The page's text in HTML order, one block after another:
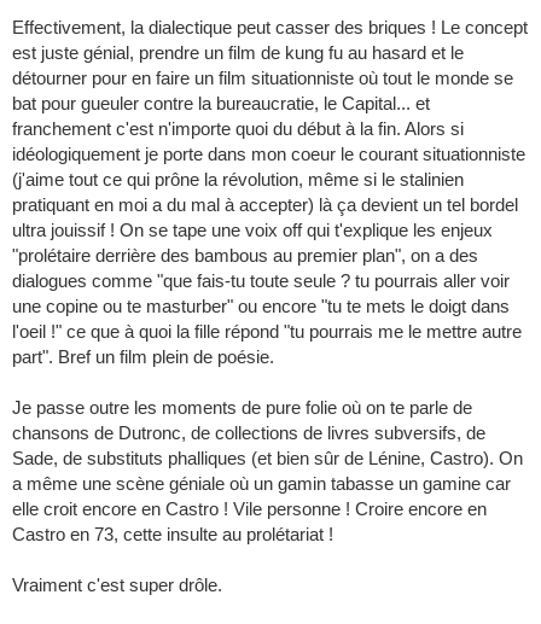
Effectivement, la dialectique peut casser des briques ! Le concept
est juste génial, prendre un film de kung fu au hasard et le
détourner pour en faire un film situationniste où tout le monde se
bat pour gueuler contre la bureaucratie, le Capital... et
franchement c'est n'importe quoi du début à la fin. Alors si
idéologiquement je porte dans mon coeur le courant situationniste
(j'aime tout ce qui prône la révolution, même si le stalinien
pratiquant en moi a du mal à accepter) là ça devient un tel bordel
ultra jouissif ! On se tape une voix off qui t'explique les enjeux
"prolétaire derrière des bambous au premier plan", on a des
dialogues comme "que fais-tu toute seule ? tu pourrais aller voir
une copine ou te masturber" ou encore "tu te mets le doigt dans
l'oeil !" ce que à quoi la fille répond "tu pourrais me le mettre autre
part". Bref un film plein de poésie.
Je passe outre les moments de pure folie où on te parle de
chansons de Dutronc, de collections de livres subversifs, de
Sade, de substituts phalliques (et bien sûr de Lénine, Castro). On
a même une scène géniale où un gamin tabasse un gamine car
elle croit encore en Castro ! Vile personne ! Croire encore en
Castro en 73, cette insulte au prolétariat !
Vraiment c'est super drôle.